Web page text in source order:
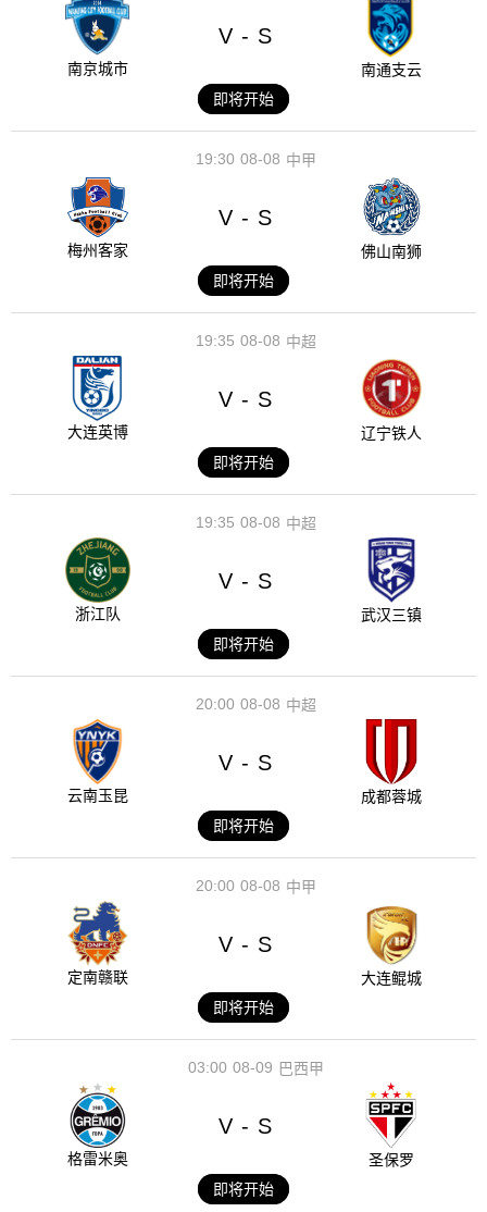
南京城市
V - S
南通支云
即将开始
08-08
19:30 中甲
梅州客家
V - S
佛山南狮
即将开始
08-08
19:35 中超
大连英博
V - S
辽宁铁人
即将开始
08-08
19:35 中超
浙江队
V - S
武汉三镇
即将开始
08-08
20:00 中超
云南玉昆
V - S
成都蓉城
即将开始
08-08
20:00 中甲
定南赣联
V - S
大连鲲城
即将开始
08-09
03:00 巴西甲
格雷米奥
V - S
圣保罗
即将开始